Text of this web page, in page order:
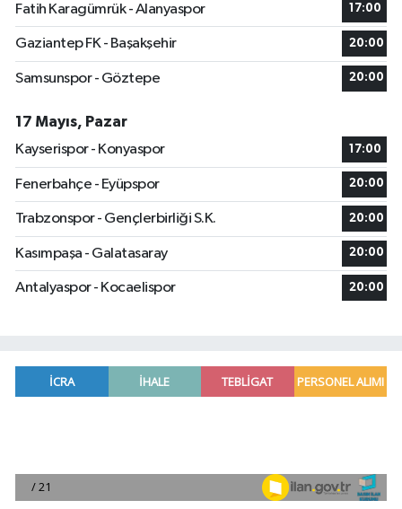
Fatih Karagümrük - Alanyaspor
17:00
Gaziantep FK - Başakşehir 20:00
Samsunspor - Göztepe 20:00
17 Mayıs, Pazar
Kayserispor - Konyaspor
17:00
Fenerbahçe - Eyüpspor 20:00
Trabzonspor - Gençlerbirliği S.K. 20:00
Kasımpaşa - Galatasaray 20:00
Antalyaspor - Kocaelispor 20:00
13:10 |
Kalyon İnşaat BAE'nin ilk yüksek hızlı demir yolu